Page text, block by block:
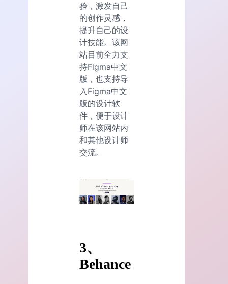
验，激发自己
的创作灵感，
提升自己的设
计技能。该网
站目前全力支
持Figma中文
版，也支持导
入Figma中文
版的设计软
件，便于设计
师在该网站内
和其他设计师
交流。
3、
Behance